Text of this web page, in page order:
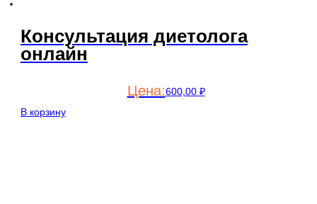
Консультация диетолога
онлайн
600,00 ₽
В корзину